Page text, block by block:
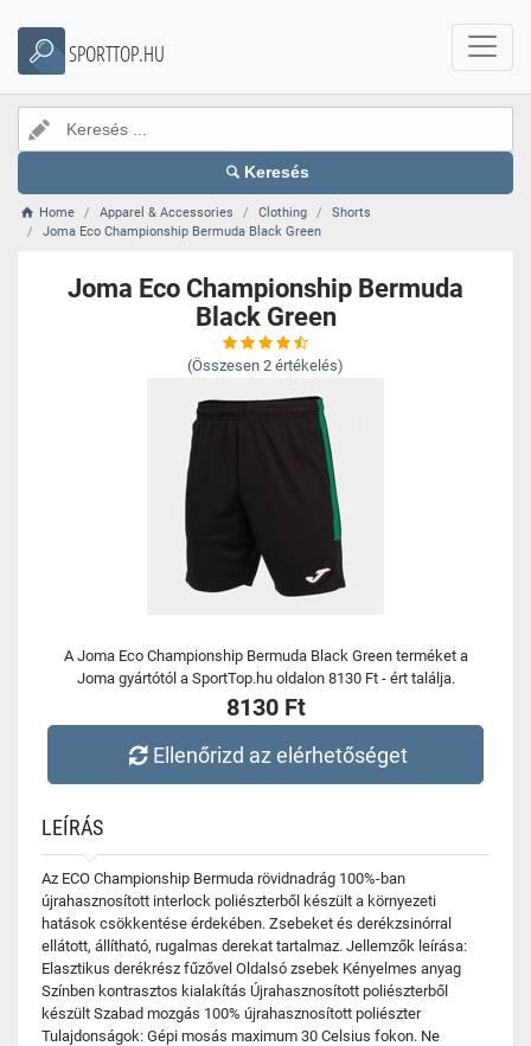
SPORTTOP.HU
Keresés
Home Apparel & Accessories Clothing
Shorts
Joma Eco Championship Bermuda Black Green
Joma Eco Championship Bermuda
Black Green
(Összesen 2 értékelés)
A Joma Eco Championship Bermuda Black Green terméket a
Joma gyártótól a SportTop.hu oldalon 8130 Ft - ért találja.
8130 Ft
Ellenőrizd az elérhetőséget
LEÍRÁS
Az ECO Championship Bermuda rövidnadrág 100%-ban
újrahasznosított interlock poliészterből készült a környezeti
hatások csökkentése érdekében. Zsebeket és derékzsinórral
ellátott, állítható, rugalmas derekat tartalmaz. Jellemzők leírása:
Elasztikus derékrész fűzővel Oldalsó zsebek Kényelmes anyag
Színben kontrasztos kialakítás Újrahasznosított poliészterből
készült Szabad mozgás 100% újrahasznosított poliészter
Tulajdonságok: Gépi mosás maximum 30 Celsius fokon. Ne